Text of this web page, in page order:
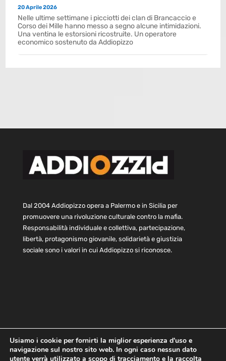
20 Aprile 2026
Nelle ultime settimane i picciotti dei clan di Brancaccio e
Corso dei Mille hanno messo a segno alcune intimidazioni.
Una ventina le estorsioni ricostruite. Un operatore
economico sostenuto da Addiopizzo
Dal 2004 Addiopizzo opera a Palermo e in Sicilia per
promuovere una rivoluzione culturale contro la mafia.
Responsabilità individuale e collettiva, partecipazione,
libertà, protagonismo giovanile, solidarietà e giustizia
sociale sono i valori in cui Addiopizzo si riconosce.
Home Statuto e bilancio
Contatti
Usiamo i cookie per fornirti la miglior esperienza d'uso e
navigazione sul nostro sito web. In ogni caso nessun dato
utente verrà utilizzato a scopo di tracciamento e la raccolta